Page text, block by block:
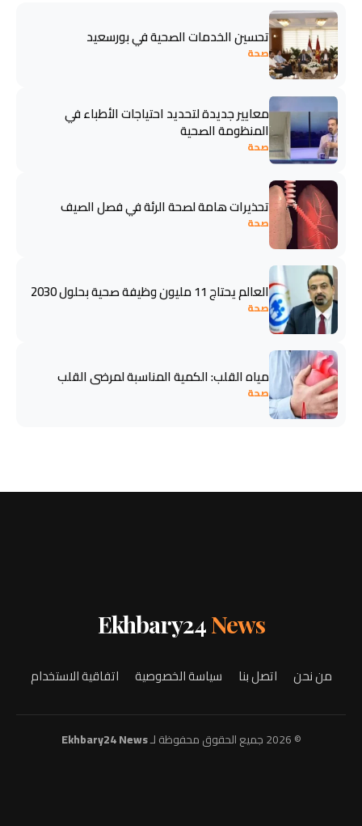
تحسين الخدمات الصحية في بورسعيد
صحة
معايير جديدة لتحديد احتياجات الأطباء في
المنظومة الصحية
صحة
تحذيرات هامة لصحة الرئة في فصل الصيف
صحة
العالم يحتاج 11 مليون وظيفة صحية بحلول 2030
صحة
مياه القلب: الكمية المناسبة لمرضى القلب
صحة
Ekhbary24News
من نحن اتصل بنا سياسة الخصوصية اتفاقية الاستخدام
© 2026 جميع الحقوق محفوظة لـ Ekhbary24 News